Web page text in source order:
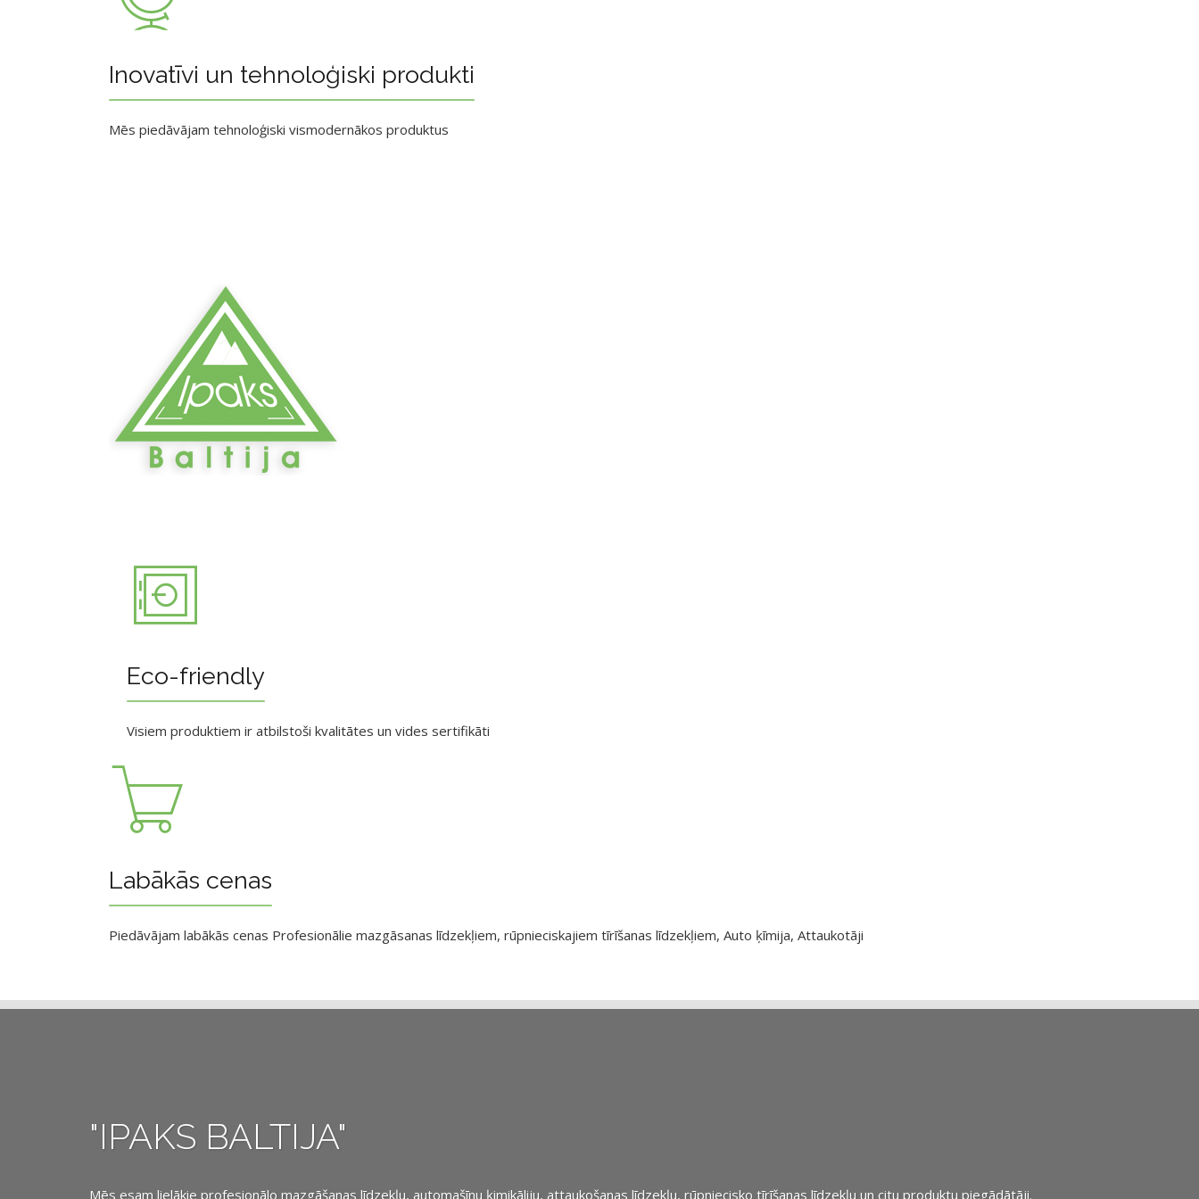
Inovatīvi un tehnoloģiski produkti
Mēs piedāvājam tehnoloģiski vismodernākos produktus
Eco-friendly
Visiem produktiem ir atbilstoši kvalitātes un vides sertifikāti
Labākās cenas
Piedāvājam labākās cenas Profesionālie mazgāsanas līdzekļiem, rūpnieciskajiem tīrīšanas līdzekļiem, Auto ķīmija, Attaukotāji
"IPAKS BALTIJA"
Mēs esam lielākie profesionālo mazgāšanas līdzekļu, automašīnu ķimikāliju, attaukošanas līdzekļu, rūpniecisko tīrīšanas līdzekļu un citu produktu piegādātāji.